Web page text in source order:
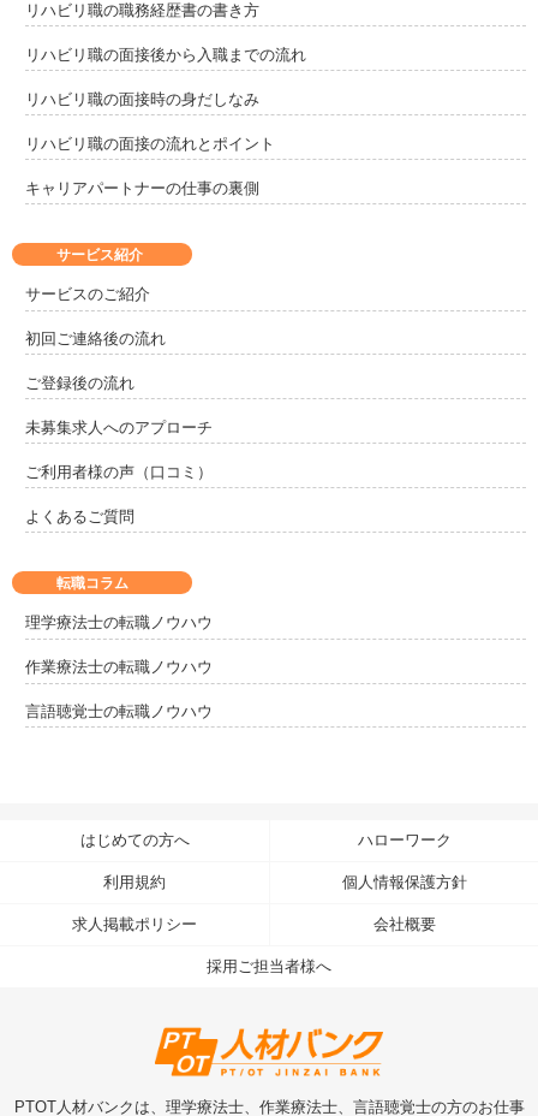
サービス紹介
サービスのご紹介
初回ご連絡後の流れ
ご登録後の流れ
未募集求人へのアプローチ
ご利用者様の声（口コミ）
よくあるご質問
リハビリ職の職務経歴書の書き方
リハビリ職の面接後から入職までの流れ
リハビリ職の面接時の身だしなみ
リハビリ職の面接の流れとポイント
キャリアパートナーの仕事の裏側
転職コラム
理学療法士の転職ノウハウ
作業療法士の転職ノウハウ
言語聴覚士の転職ノウハウ
はじめての方へ ハローワーク
利用規約 個人情報保護方針
求人掲載ポリシー 会社概要
採用ご担当者様へ
PTOT人材バンクは、理学療法士、作業療法士、言語聴覚士の方のお仕事